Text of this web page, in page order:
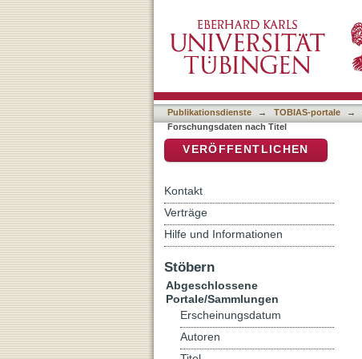
Publikationsdienste → TOBIAS-portale →
Forschungsdaten nach Titel
VERÖFFENTLICHEN
Kontakt
Verträge
Hilfe und Informationen
Stöbern
Abgeschlossene
Portale/Sammlungen
Erscheinungsdatum
Autoren